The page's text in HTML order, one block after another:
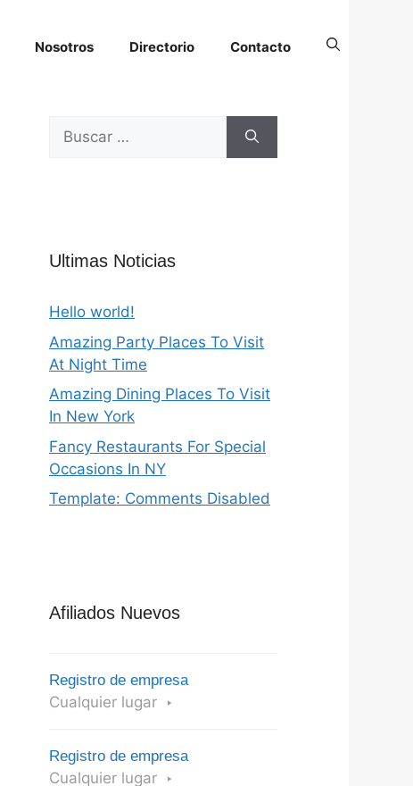
Nosotros Directorio Contacto
Buscar:
Ultimas Noticias
Hello world!
Amazing Party Places To Visit
At Night Time
Amazing Dining Places To Visit
In New York
Fancy Restaurants For Special
Occasions In NY
Template: Comments Disabled
Afiliados Nuevos
Registro de empresa
Cualquier lugar
Registro de empresa
Cualquier lugar